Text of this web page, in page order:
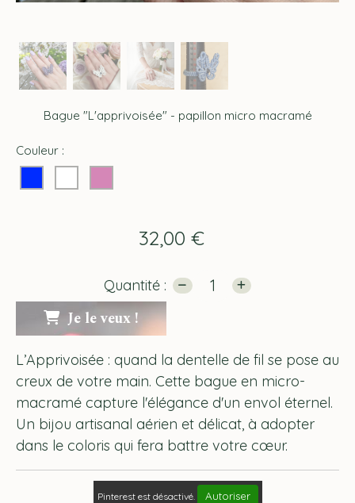
Bague "L'apprivoisée" - papillon micro macramé
Couleur :
32,00 €
Quantité :
Je le veux !
L’Apprivoisée : quand la dentelle de fil se pose au
creux de votre main. Cette bague en micro-
macramé capture l'élégance d'un envol éternel.
Un bijou artisanal aérien et délicat, à adopter
dans le coloris qui fera battre votre cœur.
Pinterest est désactivé. Autoriser